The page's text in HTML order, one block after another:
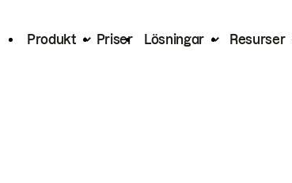
Produkt Priser Lösningar Resurser